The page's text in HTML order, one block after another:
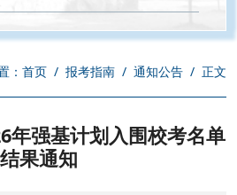
： 首页 / 报考指南 / 通知公告 / 正文
年强基计划入围校考名单
结果通知